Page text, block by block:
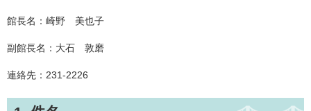
館長名：崎野 美也子
副館長名：大石 敦磨
連絡先：231-2226